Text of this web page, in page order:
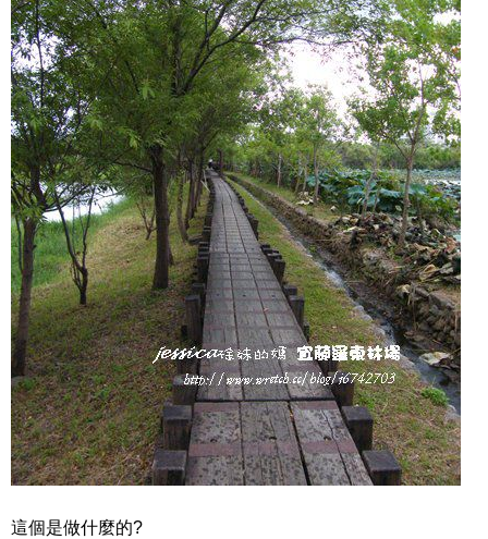
這個是做什麼的?